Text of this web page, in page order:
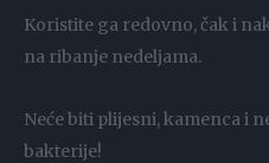
Koristite ga redovno, čak i
na ribanje nedeljama.
Neće biti plijesni, kamenca i
bakterije!